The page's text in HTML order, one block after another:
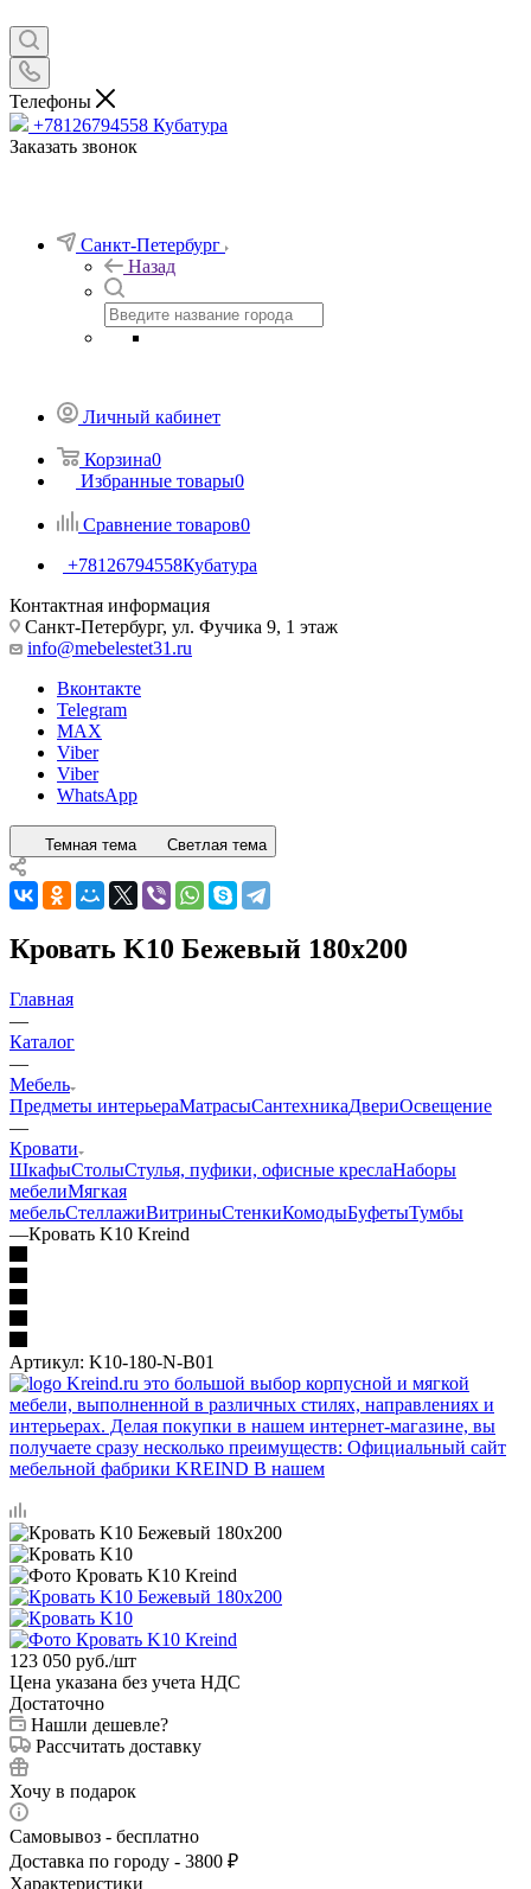
Телефоны
+78126794558 Кубатура
Заказать звонок
Санкт-Петербург
Назад
Личный кабинет
Корзина0
Избранные товары0
Сравнение товаров0
+78126794558Кубатура
Контактная информация
Санкт-Петербург, ул. Фучика 9, 1 этаж
info@mebelestet31.ru
Вконтакте
Telegram
MAX
Viber
Viber
WhatsApp
Темная тема Светлая тема
Кровать K10 Бежевый 180x200
Главная
—
Каталог
—
Мебель
Предметы интерьераМатрасыСантехникаДвериОсвещение
—
Кровати
ШкафыСтолыСтулья, пуфики, офисные креслаНаборы
мебелиМягкая
мебельСтеллажиВитриныСтенкиКомодыБуфетыТумбы
—Кровать K10 Kreind
Артикул: K10-180-N-B01
123 050 руб./шт
Цена указана без учета НДС
Достаточно
Нашли дешевле?
Рассчитать доставку
Хочу в подарок
Самовывоз - бесплатно
Доставка по городу - 3800 ₽
Характеристики